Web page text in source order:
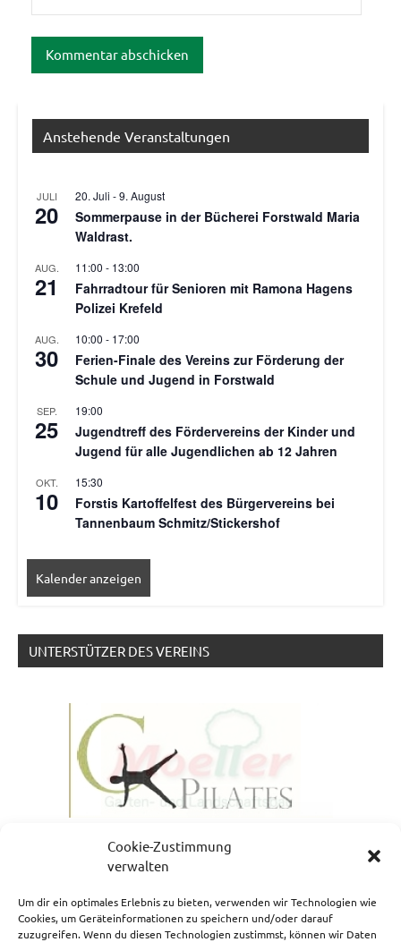
Cookie-Zustimmung
verwalten
Um dir ein optimales Erlebnis zu bieten, verwenden wir Technologien wie
Cookies, um Geräteinformationen zu speichern und/oder darauf
zuzugreifen. Wenn du diesen Technologien zustimmst, können wir Daten
Anstehende Veranstaltungen
JULI
20
20. Juli -9. August
Sommerpause in der Bücherei Forstwald Maria
Waldrast.
AUG.
21
11:00 - 13:00
Fahrradtour für Senioren mit Ramona Hagens
Polizei Krefeld
AUG.
30
10:00 - 17:00
Ferien-Finale des Vereins zur Förderung der
Schule und Jugend in Forstwald
SEP.
25
19:00
Jugendtreff des Fördervereins der Kinder und
Jugend für alle Jugendlichen ab 12 Jahren
OKT.
10
15:30
Forstis Kartoffelfest des Bürgervereins bei
Tannenbaum Schmitz/Stickershof
Kalender anzeigen
UNTERSTÜTZER DES VEREINS